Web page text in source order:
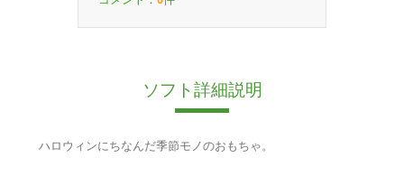
ソフト詳細説明
ハロウィンにちなんだ季節モノのおもちゃ。